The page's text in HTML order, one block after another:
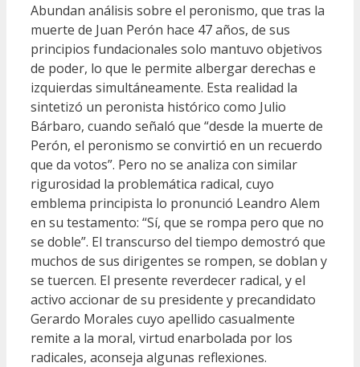
Abundan análisis sobre el peronismo, que tras la
muerte de Juan Perón hace 47 años, de sus
principios fundacionales solo mantuvo objetivos
de poder, lo que le permite albergar derechas e
izquierdas simultáneamente. Esta realidad la
sintetizó un peronista histórico como Julio
Bárbaro, cuando señaló que “desde la muerte de
Perón, el peronismo se convirtió en un recuerdo
que da votos”. Pero no se analiza con similar
rigurosidad la problemática radical, cuyo
emblema principista lo pronunció Leandro Alem
en su testamento: “Sí, que se rompa pero que no
se doble”. El transcurso del tiempo demostró que
muchos de sus dirigentes se rompen, se doblan y
se tuercen. El presente reverdecer radical, y el
activo accionar de su presidente y precandidato
Gerardo Morales cuyo apellido casualmente
remite a la moral, virtud enarbolada por los
radicales, aconseja algunas reflexiones.